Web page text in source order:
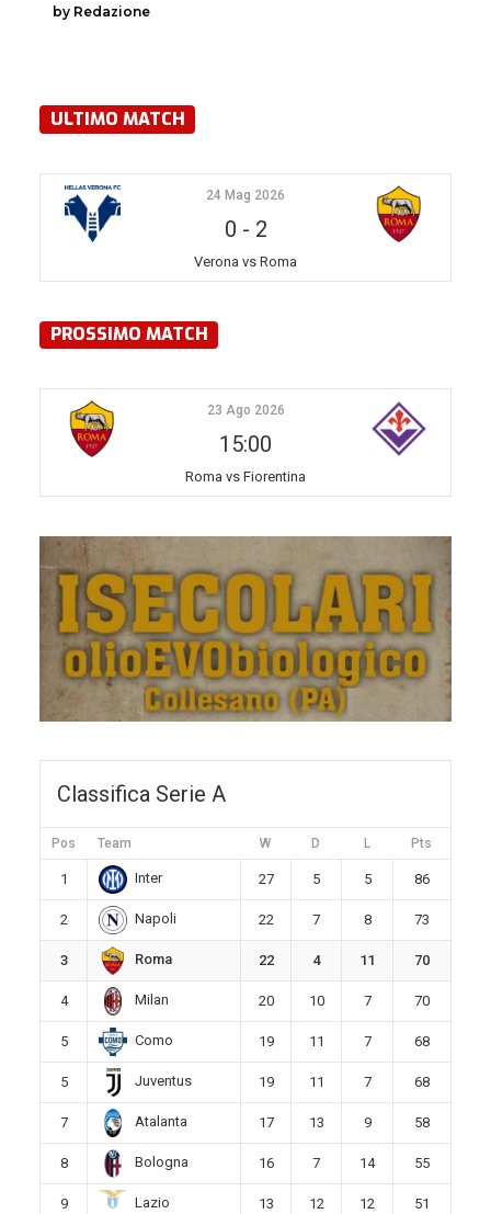
by Redazione
ULTIMO MATCH
24 Mag 2026
0 - 2
Verona vs Roma
PROSSIMO MATCH
23 Ago 2026
15:00
Roma vs Fiorentina
Classifica Serie A
Pos Team W D L Pts
1 Inter 27 5 5 86
2 Napoli 22 7 8 73
3 Roma 22 4 11 70
4 Milan 20 10 7 70
5 Como 19 11 7 68
5 Juventus 19 11 7 68
7 Atalanta 17 13 9 58
8 Bologna 16 7 14 55
9 Lazio 13 12 12 51